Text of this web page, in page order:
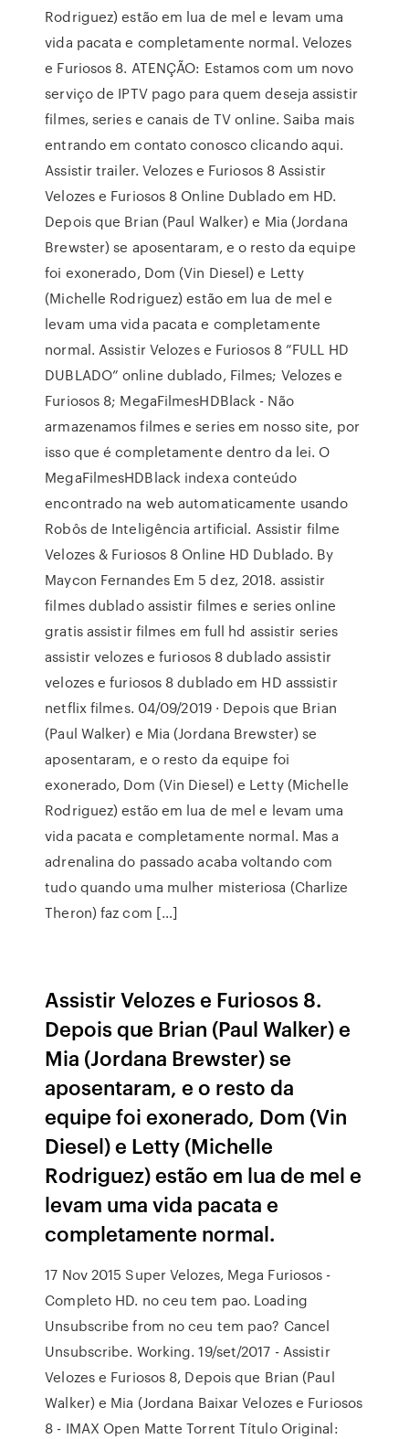
Rodriguez) estão em lua de mel e levam uma
vida pacata e completamente normal. Velozes
e Furiosos 8. ATENÇÃO: Estamos com um novo
serviço de IPTV pago para quem deseja assistir
filmes, series e canais de TV online. Saiba mais
entrando em contato conosco clicando aqui.
Assistir trailer. Velozes e Furiosos 8 Assistir
Velozes e Furiosos 8 Online Dublado em HD.
Depois que Brian (Paul Walker) e Mia (Jordana
Brewster) se aposentaram, e o resto da equipe
foi exonerado, Dom (Vin Diesel) e Letty
(Michelle Rodriguez) estão em lua de mel e
levam uma vida pacata e completamente
normal. Assistir Velozes e Furiosos 8 ”FULL HD
DUBLADO” online dublado, Filmes; Velozes e
Furiosos 8; MegaFilmesHDBlack - Não
armazenamos filmes e series em nosso site, por
isso que é completamente dentro da lei. O
MegaFilmesHDBlack indexa conteúdo
encontrado na web automaticamente usando
Robôs de Inteligência artificial. Assistir filme
Velozes & Furiosos 8 Online HD Dublado. By
Maycon Fernandes Em 5 dez, 2018. assistir
filmes dublado assistir filmes e series online
gratis assistir filmes em full hd assistir series
assistir velozes e furiosos 8 dublado assistir
velozes e furiosos 8 dublado em HD asssistir
netflix filmes. 04/09/2019 · Depois que Brian
(Paul Walker) e Mia (Jordana Brewster) se
aposentaram, e o resto da equipe foi
exonerado, Dom (Vin Diesel) e Letty (Michelle
Rodriguez) estão em lua de mel e levam uma
vida pacata e completamente normal. Mas a
adrenalina do passado acaba voltando com
tudo quando uma mulher misteriosa (Charlize
Theron) faz com […]
Assistir Velozes e Furiosos 8.
Depois que Brian (Paul Walker) e
Mia (Jordana Brewster) se
aposentaram, e o resto da
equipe foi exonerado, Dom (Vin
Diesel) e Letty (Michelle
Rodriguez) estão em lua de mel e
levam uma vida pacata e
completamente normal.
17 Nov 2015 Super Velozes, Mega Furiosos -
Completo HD. no ceu tem pao. Loading
Unsubscribe from no ceu tem pao? Cancel
Unsubscribe. Working. 19/set/2017 - Assistir
Velozes e Furiosos 8, Depois que Brian (Paul
Walker) e Mia (Jordana Baixar Velozes e Furiosos
8 - IMAX Open Matte Torrent Título Original: